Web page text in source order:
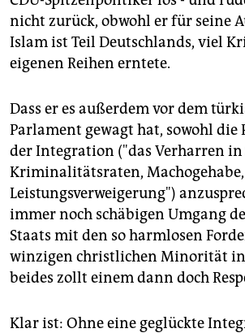
nicht zurück, obwohl er für seine
Islam ist Teil Deutschlands, viel
eigenen Reihen erntete.
Dass er es außerdem vor dem
Parlament gewagt hat, sowohl die
der Integration ("das Verharren in
Kriminalitätsraten,
Leistungsverweigerung")
immer noch schäbigen Umgang
Staats mit den so harmlosen
winzigen christlichen Minorität in
beides zollt einem dann doch
Klar ist: Ohne eine geglückte